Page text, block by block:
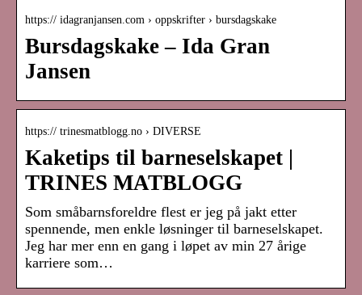
https:// idagranjansen.com › oppskrifter › bursdagskake
Bursdagskake – Ida Gran
Jansen
https:// trinesmatblogg.no › DIVERSE
Kaketips til barneselskapet |
TRINES MATBLOGG
Som småbarnsforeldre flest er jeg på jakt etter
spennende, men enkle løsninger til barneselskapet.
Jeg har mer enn en gang i løpet av min 27 årige
karriere som…